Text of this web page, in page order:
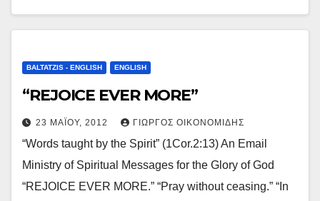
BALTATZIS - ENGLISH ENGLISH
“REJOICE EVER MORE”
23 ΜΑΪ́ΟΥ, 2012 ΓΙΏΡΓΟΣ ΟΙΚΟΝΟΜΊΔΗΣ
“Words taught by the Spirit” (1Cor.2:13) An Email
Ministry of Spiritual Messages for the Glory of God
“REJOICE EVER MORE.” “Pray without ceasing.” “In